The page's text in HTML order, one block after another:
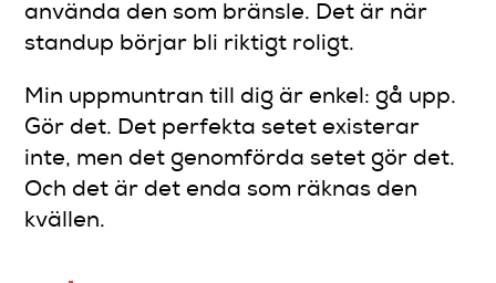
använda den som bränsle. Det är när
standup börjar bli riktigt roligt.
Min uppmuntran till dig är enkel: gå upp.
Gör det. Det perfekta setet existerar
inte, men det genomförda setet gör det.
Och det är det enda som räknas den
kvällen.